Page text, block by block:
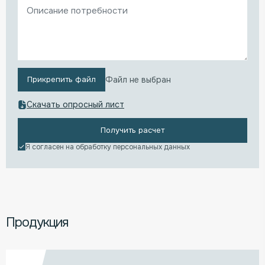
Скачать опросный лист
Получить расчет
Я согласен на обработку персональных данных
Прикрепить файл Файл не выбран
Продукция